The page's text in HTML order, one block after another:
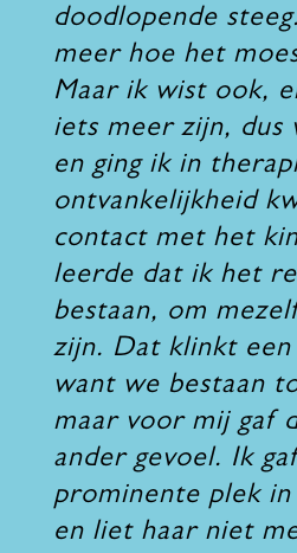
doodlopende
meer hoe het
Maar ik wist ook,
iets meer zijn, dus
en ging ik in
ontvankelijkheid
contact met het
leerde dat ik het
bestaan, om
zijn. Dat klinkt
want we bestaan
maar voor mij gaf
ander gevoel. Ik
prominente plek in
en liet haar niet